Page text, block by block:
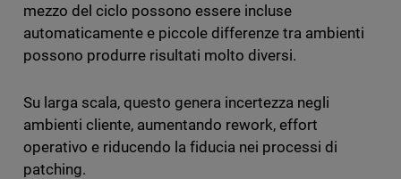
mezzo del ciclo possono essere incluse
automaticamente e piccole differenze tra ambienti
possono produrre risultati molto diversi.
Su larga scala, questo genera incertezza negli
ambienti cliente, aumentando rework, effort
operativo e riducendo la fiducia nei processi di
patching.